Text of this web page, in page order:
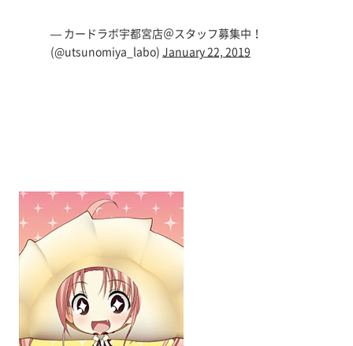
— カードラボ宇都宮店＠スタッフ募集中！
(@utsunomiya_labo) January 22, 2019